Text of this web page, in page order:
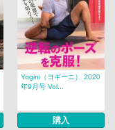
Yogini（ヨギーニ） 2020
年9月号 Vol...
購入